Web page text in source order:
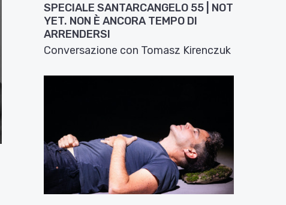
SPECIALE SANTARCANGELO 55 | NOT
YET. NON È ANCORA TEMPO DI
ARRENDERSI
Conversazione con Tomasz Kirenczuk